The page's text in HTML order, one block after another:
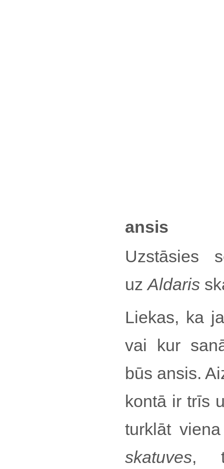
ansis
Uzstāsies
uzAldaris
Liekas, ka
vai kur
būs ansis.
kontā ir trīs
turklāt
skatuves,